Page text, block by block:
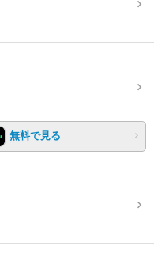
無料で見る